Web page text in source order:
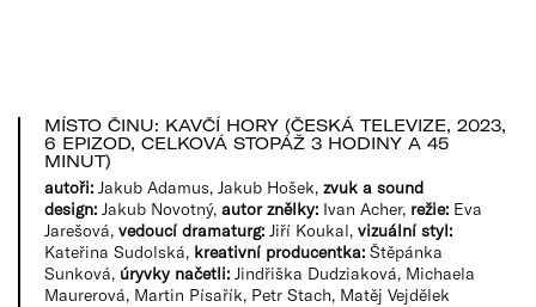
MÍSTO ČINU: KAVČÍ HORY (ČESKÁ TELEVIZE, 2023,
6 EPIZOD, CELKOVÁ STOPÁŽ 3 HODINY A 45
MINUT)
autoři: Jakub Adamus, Jakub Hošek, zvuk a sound
design: Jakub Novotný, autor znělky: Ivan Acher, režie: Eva
Jarešová, vedoucí dramaturg: Jiří Koukal, vizuální styl:
Kateřina Sudolská, kreativní producentka: Štěpánka
Sunková, úryvky načetli: Jindřiška Dudziaková, Michaela
Maurerová, Martin Písařík, Petr Stach, Matěj Vejdělek